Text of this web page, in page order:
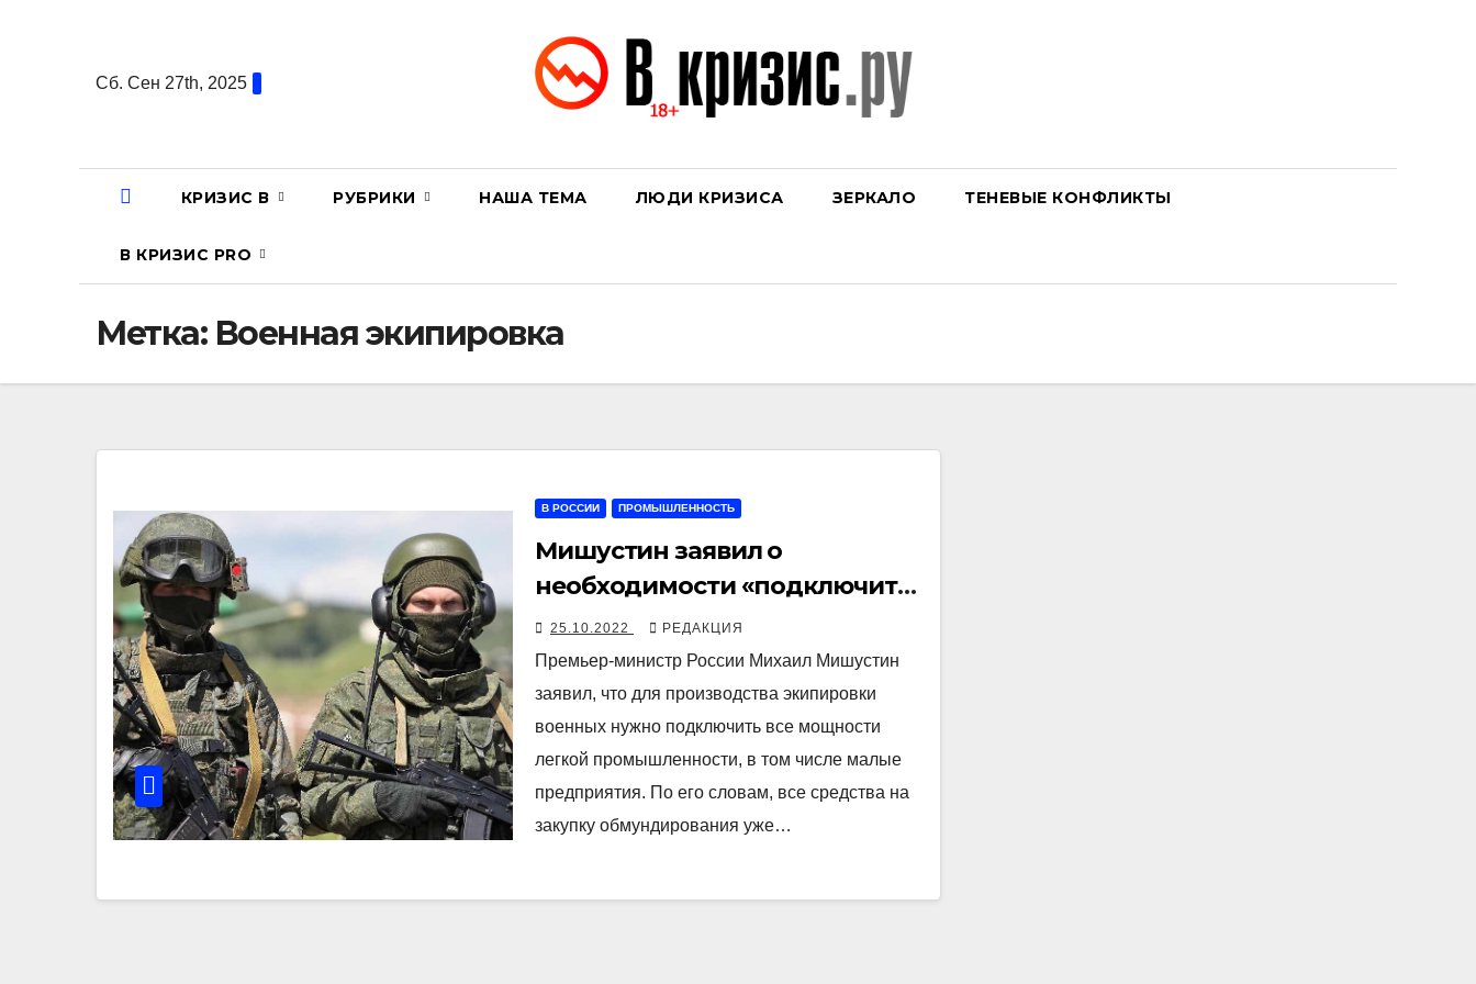
содержаниюСб. Сен 27th, 2025
КРИЗИС В РУБРИКИ НАША ТЕМА ЛЮДИ КРИЗИСА ЗЕРКАЛО ТЕНЕВЫЕ КОНФЛИКТЫ
В КРИЗИС PRO
Метка: Военная экипировка
В РОССИИ ПРОМЫШЛЕННОСТЬ
Мишустин заявил о
необходимости «подключить
все мощности легкой
промышленности» для
производства экипировки
военных
25.10.2022 РЕДАКЦИЯ
Премьер-министр России Михаил Мишустин
заявил, что для производства экипировки
военных нужно подключить все мощности
легкой промышленности, в том числе малые
предприятия. По его словам, все средства на
закупку обмундирования уже…